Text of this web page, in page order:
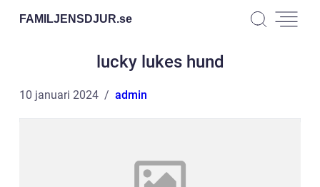
FAMILJENSDJUR.se
lucky lukes hund
10 januari 2024 admin